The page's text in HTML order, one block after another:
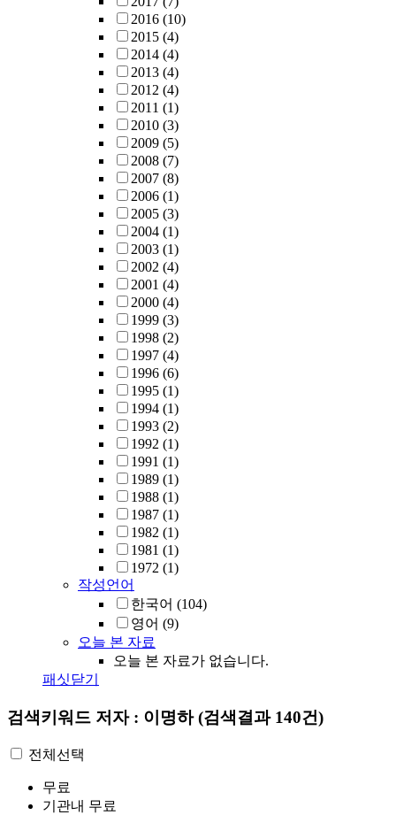
2016 (10)
2015 (4)
2014 (4)
2013 (4)
2012 (4)
2011 (1)
2010 (3)
2009 (5)
2008 (7)
2007 (8)
2006 (1)
2005 (3)
2004 (1)
2003 (1)
2002 (4)
2001 (4)
2000 (4)
1999 (3)
1998 (2)
1997 (4)
1996 (6)
1995 (1)
1994 (1)
1993 (2)
1992 (1)
1991 (1)
1989 (1)
1988 (1)
1987 (1)
1982 (1)
1981 (1)
1972 (1)
작성언어
한국어 (104)
영어 (9)
오늘 본 자료
오늘 본 자료가 없습니다.
패싯닫기
검색키워드 저자 : 이명하(검색결과 140건)
전체선택
무료
기관내 무료